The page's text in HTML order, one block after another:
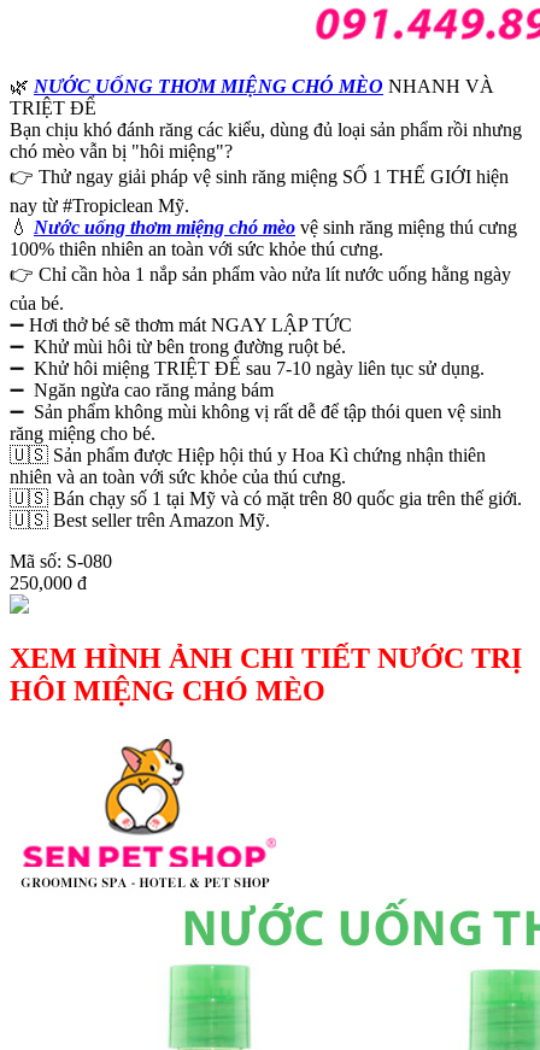
🌿 NƯỚC UỐNG THƠM MIỆNG CHÓ MÈO NHANH VÀ
TRIỆT ĐỂ
Bạn chịu khó đánh răng các kiểu, dùng đủ loại sản phẩm rồi nhưng
chó mèo vẫn bị "hôi miệng"?
👉 Thử ngay giải pháp vệ sinh răng miệng SỐ 1 THẾ GIỚI hiện
nay từ #Tropiclean Mỹ.
💧 Nước uống thơm miệng chó mèo vệ sinh răng miệng thú cưng
100% thiên nhiên an toàn với sức khỏe thú cưng.
👉 Chỉ cần hòa 1 nắp sản phẩm vào nửa lít nước uống hằng ngày
của bé.
➖ Hơi thở bé sẽ thơm mát NGAY LẬP TỨC
➖ Khử mùi hôi từ bên trong đường ruột bé.
➖ Khử hôi miệng TRIỆT ĐỂ sau 7-10 ngày liên tục sử dụng.
➖ Ngăn ngừa cao răng mảng bám
➖ Sản phẩm không mùi không vị rất dễ để tập thói quen vệ sinh
răng miệng cho bé.
🇺🇸 Sản phẩm được Hiệp hội thú y Hoa Kì chứng nhận thiên
nhiên và an toàn với sức khỏe của thú cưng.
🇺🇸 Bán chạy số 1 tại Mỹ và có mặt trên 80 quốc gia trên thế giới.
🇺🇸 Best seller trên Amazon Mỹ.
Mã số: S-080
250,000 đ
XEM HÌNH ẢNH CHI TIẾT NƯỚC TRỊ
HÔI MIỆNG CHÓ MÈO